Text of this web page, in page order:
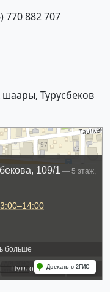
770 882 707
Турусбеков